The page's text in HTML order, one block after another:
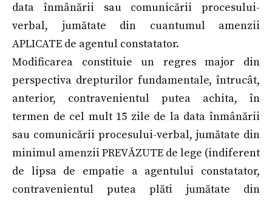
data înmânării sau comunicării procesului-
verbal, jumătate din cuantumul amenzii
APLICATE de agentul constatator.
Modificarea constituie un regres major din
perspectiva drepturilor fundamentale, întrucât,
anterior, contravenientul putea achita, în
termen de cel mult 15 zile de la data înmânării
sau comunicării procesului-verbal, jumătate din
minimul amenzii PREVĂZUTE de lege (indiferent
de lipsa de empatie a agentului constatator,
contravenientul putea plăti jumătate din